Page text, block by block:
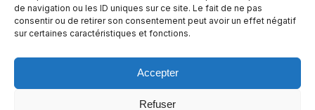
de navigation ou les ID uniques sur ce site. Le fait de ne pas
consentir ou de retirer son consentement peut avoir un effet négatif
sur certaines caractéristiques et fonctions.
Accepter
Refuser
et plus
agréable.